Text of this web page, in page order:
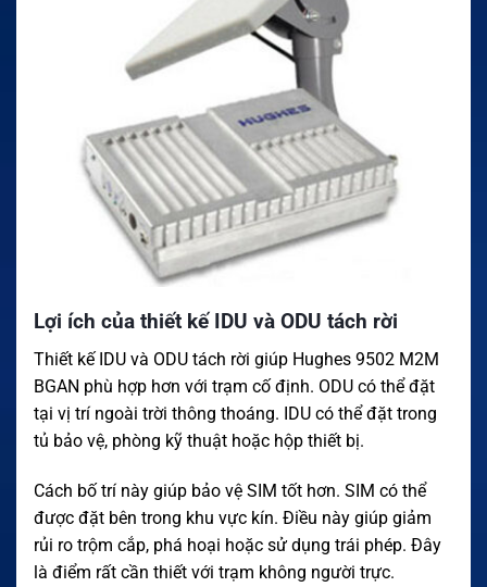
Lợi ích của thiết kế IDU và ODU tách rời
Thiết kế IDU và ODU tách rời giúp Hughes 9502 M2M
BGAN phù hợp hơn với trạm cố định. ODU có thể đặt
tại vị trí ngoài trời thông thoáng. IDU có thể đặt trong
tủ bảo vệ, phòng kỹ thuật hoặc hộp thiết bị.
Cách bố trí này giúp bảo vệ SIM tốt hơn. SIM có thể
được đặt bên trong khu vực kín. Điều này giúp giảm
rủi ro trộm cắp, phá hoại hoặc sử dụng trái phép. Đây
là điểm rất cần thiết với trạm không người trực.